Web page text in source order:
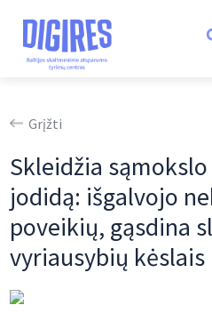
Grįžti
Skleidžia
jodidą: išgalvojo
poveikių, gąsdina
vyriausybių kėslais